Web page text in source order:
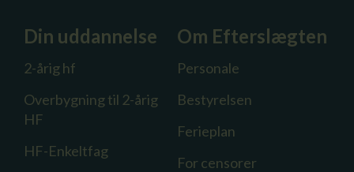
Din uddannelse
2-årig hf
Overbygning til 2-årig
HF
HF-Enkeltfag
Om Efterslægten
Personale
Bestyrelsen
Ferieplan
For censorer